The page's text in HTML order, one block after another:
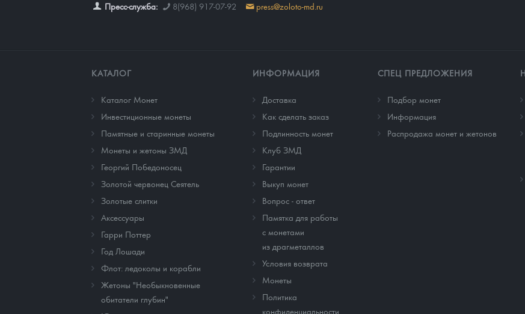
Пресс-служба: 8(968) 917-07-92 press@zoloto-md.ru
КАТАЛОГ
Каталог Монет
Инвестиционные монеты
Памятные и старинные монеты
Монеты и жетоны ЗМД
Георгий Победоносец
Золотой червонец Сеятель
Золотые слитки
Аксессуары
Гарри Поттер
Год Лошади
Флот: ледоколы и корабли
Жетоны "Необыкновенные
обитатели глубин"
ИНФОРМАЦИЯ
Доставка
Как сделать заказ
Подлинность монет
Клуб ЗМД
Гарантии
Выкуп монет
Вопрос - ответ
Памятка для работы
с монетами
из драгметаллов
Условия возврата
Монеты
Политика
конфиденциальности
СПЕЦ ПРЕДЛОЖЕНИЯ
Подбор монет
Информация
Распродажа монет и жетонов